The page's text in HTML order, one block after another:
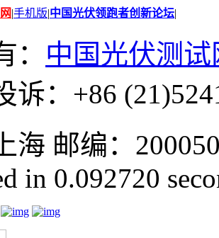
|手机版|中国光伏领跑者创新论坛|
中国光伏测试
诉：+86
海 邮编：
in 0.092720